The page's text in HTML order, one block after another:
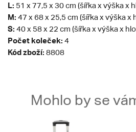
L: 51 x 77,5 x 30 cm (šířka x výška x
M: 47 x 68 x 25,5 cm (šířka x výška x
S: 40 x 58 x 22 cm (šířka x výška x
Počet koleček: 4
Kód zboží: 8808
Mohlo by se